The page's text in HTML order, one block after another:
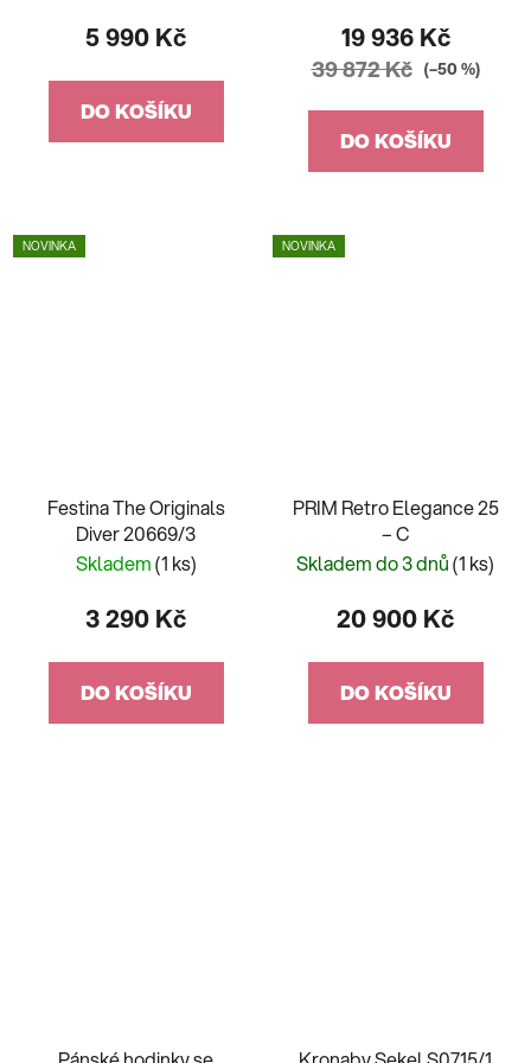
5 990 Kč
DO KOŠÍKU
19 936 Kč
39 872 Kč (–50 %)
DO KOŠÍKU
NOVINKA
Festina The Originals
Diver 20669/3
Skladem(1 ks)
3 290 Kč
DO KOŠÍKU
NOVINKA
PRIM Retro Elegance 25
– C
Skladem do 3 dnů(1 ks)
20 900 Kč
DO KOŠÍKU